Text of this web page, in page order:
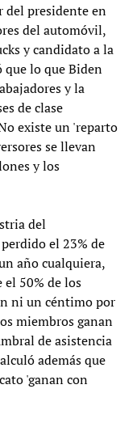
del presidente en
del automóvil,
y candidato a la
que lo que Biden
y la
de clase
existe un 'reparto
se llevan
y los
del
el 23% de
año cualquiera,
el 50% de los
ni un céntimo por
miembros ganan
de asistencia
además que
'ganan con